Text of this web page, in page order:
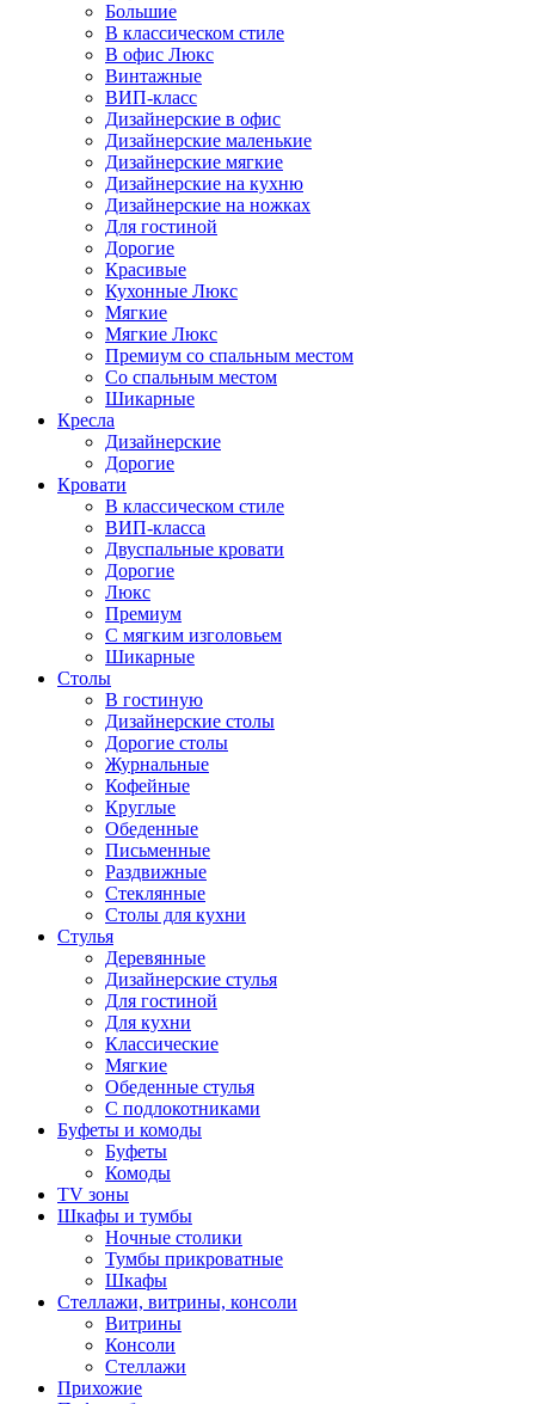
Большие
В классическом стиле
В офис Люкс
Винтажные
ВИП-класс
Дизайнерские в офис
Дизайнерские маленькие
Дизайнерские мягкие
Дизайнерские на кухню
Дизайнерские на ножках
Для гостиной
Дорогие
Красивые
Кухонные Люкс
Мягкие
Мягкие Люкс
Премиум со спальным местом
Со спальным местом
Шикарные
Кресла
Дизайнерские
Дорогие
Кровати
В классическом стиле
ВИП-класса
Двуспальные кровати
Дорогие
Люкс
Премиум
С мягким изголовьем
Шикарные
Столы
В гостиную
Дизайнерские столы
Дорогие столы
Журнальные
Кофейные
Круглые
Обеденные
Письменные
Раздвижные
Стеклянные
Столы для кухни
Стулья
Деревянные
Дизайнерские стулья
Для гостиной
Для кухни
Классические
Мягкие
Обеденные стулья
С подлокотниками
Буфеты и комоды
Буфеты
Комоды
TV зоны
Шкафы и тумбы
Ночные столики
Тумбы прикроватные
Шкафы
Стеллажи, витрины, консоли
Витрины
Консоли
Стеллажи
Прихожие